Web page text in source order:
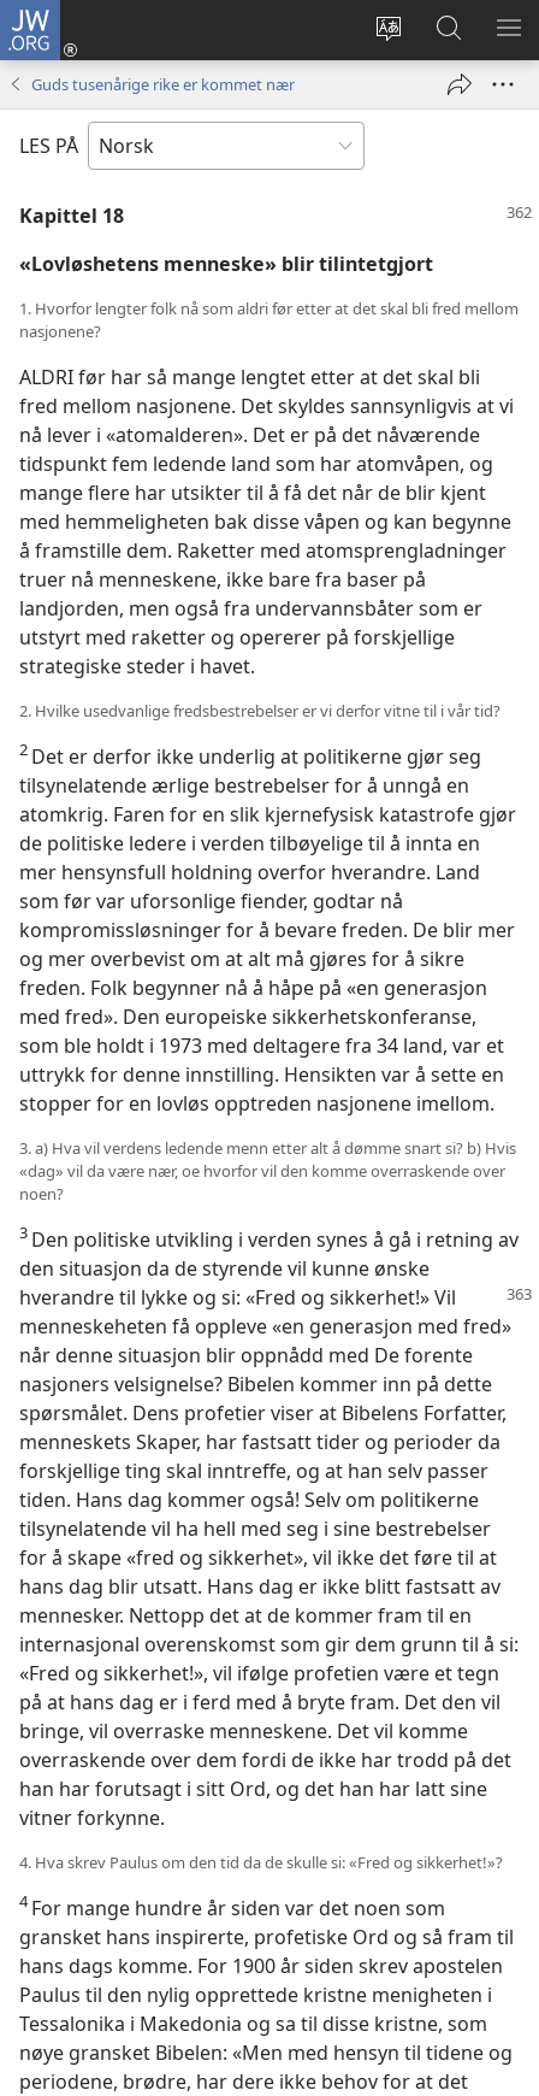
JW.ORG
Endre
Logg
inn
vindu)
Søk
på
JW.ORG
VIS
Guds tusenårige rike er kommet nær
LES PÅ
Kapittel 18
«Lovløshetens menneske» blir tilintetgjort
1. Hvorfor lengter folk nå som aldri før etter at det skal bli fred mellom
nasjonene?
ALDRI før har så mange lengtet etter at det skal bli
fred mellom nasjonene. Det skyldes sannsynligvis at vi
nå lever i «atomalderen». Det er på det nåværende
tidspunkt fem ledende land som har atomvåpen, og
mange flere har utsikter til å få det når de blir kjent
med hemmeligheten bak disse våpen og kan begynne
å framstille dem. Raketter med atomsprengladninger
truer nå menneskene, ikke bare fra baser på
landjorden, men også fra undervannsbåter som er
utstyrt med raketter og opererer på forskjellige
strategiske steder i havet.
2. Hvilke usedvanlige fredsbestrebelser er vi derfor vitne til i vår tid?
2 Det er derfor ikke underlig at politikerne gjør seg
tilsynelatende ærlige bestrebelser for å unngå en
atomkrig. Faren for en slik kjernefysisk katastrofe gjør
de politiske ledere i verden tilbøyelige til å innta en
mer hensynsfull holdning overfor hverandre. Land
som før var uforsonlige fiender, godtar nå
kompromissløsninger for å bevare freden. De blir mer
og mer overbevist om at alt må gjøres for å sikre
freden. Folk begynner nå å håpe på «en generasjon
med fred». Den europeiske sikkerhetskonferanse,
som ble holdt i 1973 med deltagere fra 34 land, var et
uttrykk for denne innstilling. Hensikten var å sette en
stopper for en lovløs opptreden nasjonene imellom.
3. a) Hva vil verdens ledende menn etter alt å dømme snart si? b) Hvis
«dag» vil da være nær, oe hvorfor vil den komme overraskende over
noen?
3 Den politiske utvikling i verden synes å gå i retning av
den situasjon da de styrende vil kunne ønske
hverandre til lykke og si: «Fred og sikkerhet!» Vil
menneskeheten få oppleve «en generasjon med fred»
når denne situasjon blir oppnådd med De forente
nasjoners velsignelse? Bibelen kommer inn på dette
spørsmålet. Dens profetier viser at Bibelens Forfatter,
menneskets Skaper, har fastsatt tider og perioder da
forskjellige ting skal inntreffe, og at han selv passer
tiden. Hans dag kommer også! Selv om politikerne
tilsynelatende vil ha hell med seg i sine bestrebelser
for å skape «fred og sikkerhet», vil ikke det føre til at
hans dag blir utsatt. Hans dag er ikke blitt fastsatt av
mennesker. Nettopp det at de kommer fram til en
internasjonal overenskomst som gir dem grunn til å si:
«Fred og sikkerhet!», vil ifølge profetien være et tegn
på at hans dag er i ferd med å bryte fram. Det den vil
bringe, vil overraske menneskene. Det vil komme
overraskende over dem fordi de ikke har trodd på det
han har forutsagt i sitt Ord, og det han har latt sine
vitner forkynne.
4. Hva skrev Paulus om den tid da de skulle si: «Fred og sikkerhet!»?
4For mange hundre år siden var det noen som
gransket hans inspirerte, profetiske Ord og så fram til
hans dags komme. For 1900 år siden skrev apostelen
Paulus til den nylig opprettede kristne menigheten i
Tessalonika i Makedonia og sa til disse kristne, som
nøye gransket Bibelen: «Men med hensyn til tidene og
periodene, brødre, har dere ikke behov for at det